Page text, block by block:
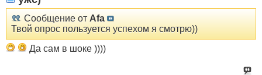
Сообщение от Afa
Твой опрос пользуется успехом я смотрю))
Да сам в шоке ))))